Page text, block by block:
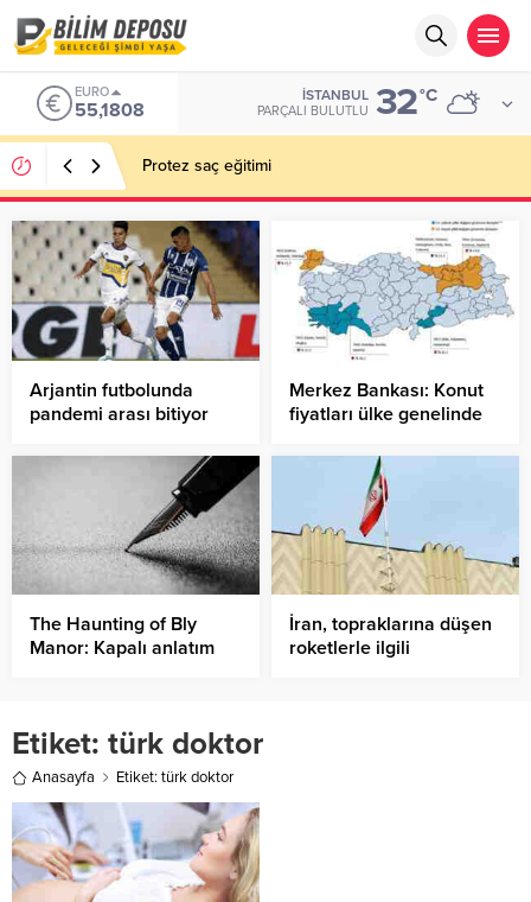
EURO
55,1808
İSTANBUL
PARÇALI BULUTLU 32°C
Protez saç eğitimi
Arjantin futbolunda
pandemi arası bitiyor
Merkez Bankası: Konut
fiyatları ülke genelinde
İstanbul’da yüzde 23.3
The Haunting of Bly
Manor: Kapalı anlatım
İran, topraklarına düşen
roketlerle ilgili
Etiket: türk doktor
Anasayfa Etiket: türk doktor